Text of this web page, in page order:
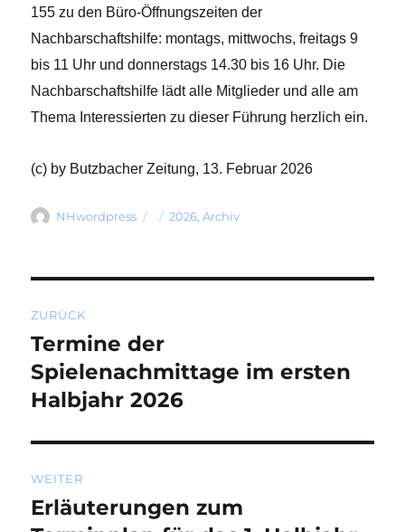
155 zu den Büro-Öffnungszeiten der
Nachbarschaftshilfe: montags, mittwochs, freitags 9
bis 11 Uhr und donnerstags 14.30 bis 16 Uhr. Die
Nachbarschaftshilfe lädt alle Mitglieder und alle am
Thema Interessierten zu dieser Führung herzlich ein.
(c) by Butzbacher Zeitung, 13. Februar 2026
Autor
NHwordpress
Veröffentlicht
Kategorien
2026,Archiv
ZURÜCK
Vorheriger
Beitrag:
Termine der
Spielenachmittage im ersten
Halbjahr 2026
WEITER
Nächster
Erläuterungen zum